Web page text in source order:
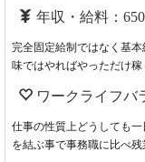
年収・給料：
完全固定給制ではなく基
味ではやればやっただけ稼
ワークライフバ
仕事の性質上どうしても
を結ぶ事で事務職に比べ残